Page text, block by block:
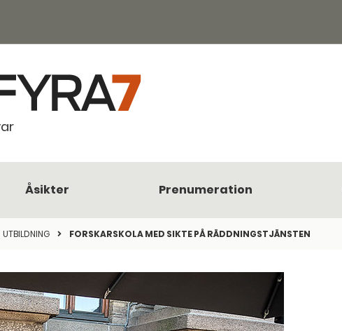
Åsikter Prenumeration
UTBILDNING FORSKARSKOLA MED SIKTE PÅ RÄDDNINGSTJÄNSTEN